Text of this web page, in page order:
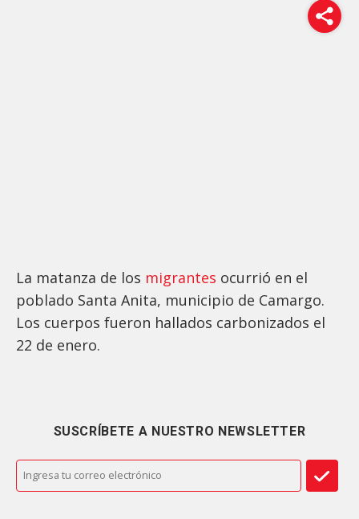
La matanza de los migrantes ocurrió en el
poblado Santa Anita, municipio de Camargo.
Los cuerpos fueron hallados carbonizados el
22 de enero.
SUSCRÍBETE A NUESTRO NEWSLETTER